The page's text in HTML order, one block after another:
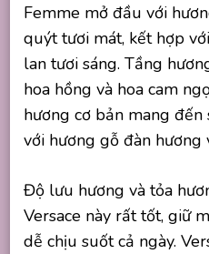
Femme mở đầu với
quýt tươi mát, kết hợp
lan tươi sáng. Tầng
hoa hồng và hoa cam
hương cơ bản mang
với hương gỗ đàn hương
Độ lưu hương và tỏa
Versace này rất tốt, giữ
dễ chịu suốt cả ngày.